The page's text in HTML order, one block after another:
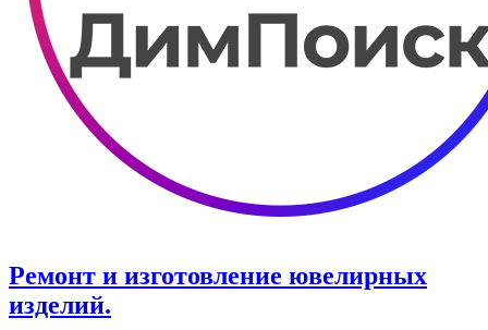
Ремонт и изготовление ювелирных
изделий.